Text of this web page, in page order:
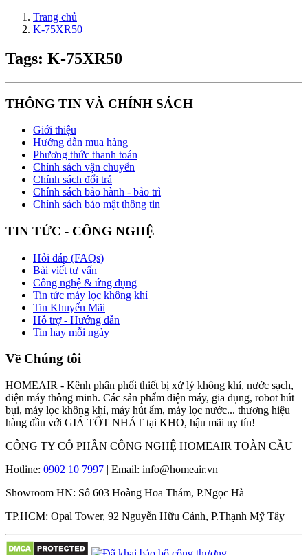
Trang chủ
K-75XR50
Tags: K-75XR50
THÔNG TIN VÀ CHÍNH SÁCH
Giới thiệu
Hướng dẫn mua hàng
Phương thức thanh toán
Chính sách vận chuyển
Chính sách đổi trả
Chính sách bảo hành - bảo trì
Chính sách bảo mật thông tin
TIN TỨC - CÔNG NGHỆ
Hỏi đáp (FAQs)
Bài viết tư vấn
Công nghệ & ứng dụng
Tin tức máy lọc không khí
Tin Khuyến Mãi
Hỗ trợ - Hướng dẫn
Tin hay mỗi ngày
Về Chúng tôi
HOMEAIR - Kênh phân phối thiết bị xử lý không khí, nước sạch,
điện máy thông minh. Các sản phẩm điện máy, gia dụng, robot hút
bụi, máy lọc không khí, máy hút ẩm, máy lọc nước... thương hiệu
hàng đầu với GIÁ TỐT NHÁT tại KHO, hậu mãi uy tín!
CÔNG TY CỔ PHẦN CÔNG NGHỆ HOMEAIR TOÀN CẦU
Hotline: 0902 10 7997 | Email: info@homeair.vn
Showroom HN: Số 603 Hoàng Hoa Thám, P.Ngọc Hà
TP.HCM: Opal Tower, 92 Nguyễn Hữu Cảnh, P.Thạnh Mỹ Tây